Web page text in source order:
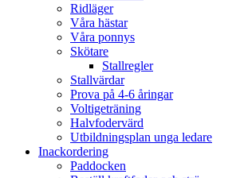
Ridläger
Våra hästar
Våra ponnys
Skötare
Stallregler
Stallvärdar
Prova på 4-6 åringar
Voltigeträning
Halvfodervärd
Utbildningsplan unga ledare
Inackordering
Paddocken